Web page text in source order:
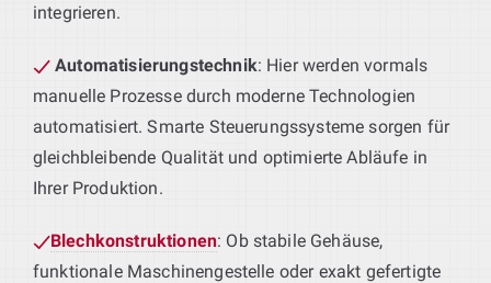
integrieren.
Automatisierungstechnik: Hier werden vormals
manuelle Prozesse durch moderne Technologien
automatisiert. Smarte Steuerungssysteme sorgen für
gleichbleibende Qualität und optimierte Abläufe in
Ihrer Produktion.
Blechkonstruktionen: Ob stabile Gehäuse,
funktionale Maschinengestelle oder exakt gefertigte